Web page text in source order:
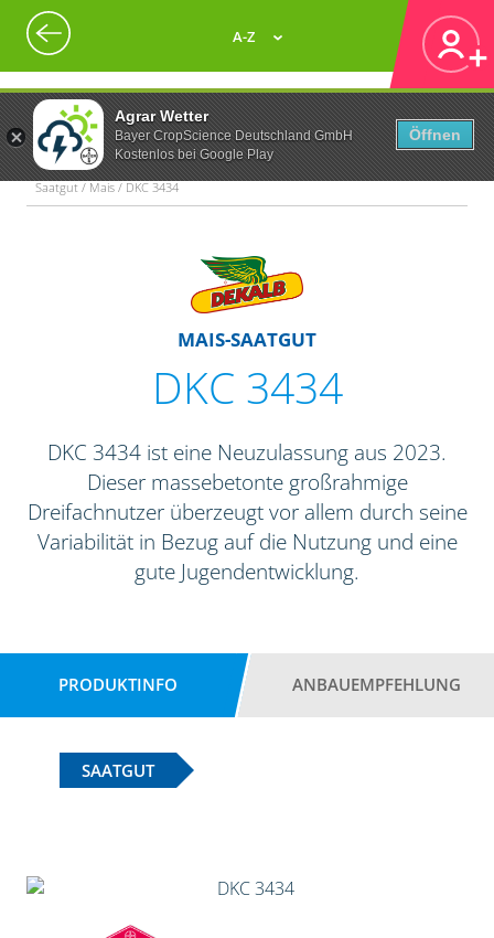
Agrar Wetter
Bayer CropScience Deutschland GmbH
Kostenlos bei Google Play
Öffnen
A-Z
Saatgut / Mais / DKC 3434
MAIS-SAATGUT
DKC 3434
DKC 3434 ist eine Neuzulassung aus 2023.
Dieser massebetonte großrahmige
Dreifachnutzer überzeugt vor allem durch seine
Variabilität in Bezug auf die Nutzung und eine
gute Jugendentwicklung.
PRODUKTINFO ANBAUEMPFEHLUNG
SAATGUT